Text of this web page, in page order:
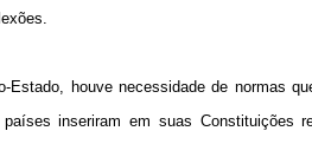
Estado, houve necessidade de normas
inseriram em suas Constituições